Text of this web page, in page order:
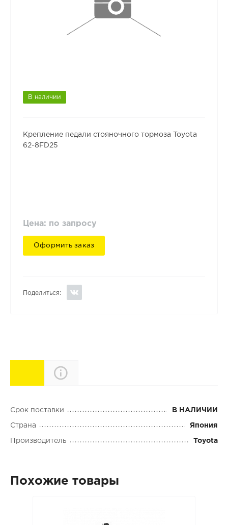
В наличии
Крепление педали стояночного тормоза Toyota
62-8FD25
Цена: по запросу
Оформить заказ
Поделиться:
Характеристики
Срок поставки В НАЛИЧИИ
Страна Япония
Производитель Toyota
Похожие товары